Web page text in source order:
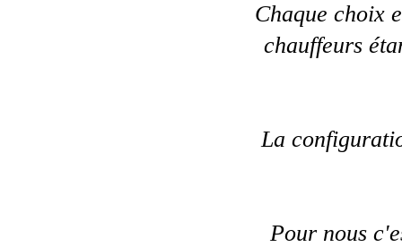
Chaque choix
chauffeurs
La
Pour nous